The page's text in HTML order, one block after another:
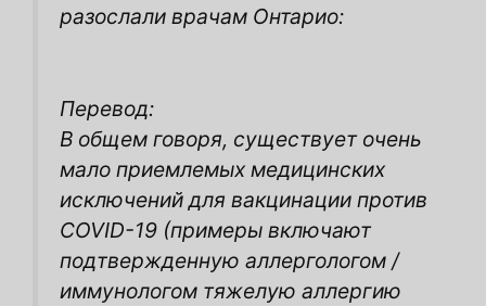
разослали врачам Онтарио:
Перевод:
В общем говоря, существует очень
мало приемлемых медицинских
исключений для вакцинации против
COVID-19 (примеры включают
подтвержденную аллергологом /
иммунологом тяжелую аллергию